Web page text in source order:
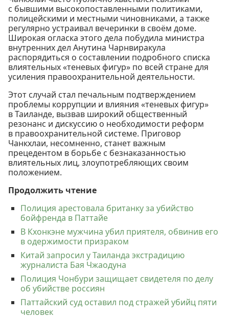
с бывшими высокопоставленными политиками,
полицейскими и местными чиновниками, а также
регулярно устраивал вечеринки в своём доме.
Широкая огласка этого дела побудила министра
внутренних дел Анутина Чарнвиракула
распорядиться о составлении подробного списка
влиятельных «теневых фигур» по всей стране для
усиления правоохранительной деятельности.
Этот случай стал печальным подтверждением
проблемы коррупции и влияния «теневых фигур»
в Таиланде, вызвав широкий общественный
резонанс и дискуссию о необходимости реформ
в правоохранительной системе. Приговор
Чанкхлаи, несомненно, станет важным
прецедентом в борьбе с безнаказанностью
влиятельных лиц, злоупотребляющих своим
положением.
Продолжить чтение
Полиция арестовала британку за убийство
бойфренда в Паттайе
В Кхонкэне мужчина убил приятеля, обвинив его
в одержимости призраком
Китай запросил у Таиланда экстрадицию
журналиста Бая Чжаодуна
Полиция Чонбури защищает свидетеля по делу
об убийстве россиян
Паттайский суд оставил под стражей убийц пяти
человек